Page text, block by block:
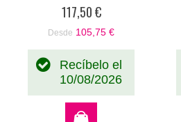
117,50 €
Desde 105,75 €
Recíbelo el
10/08/2026